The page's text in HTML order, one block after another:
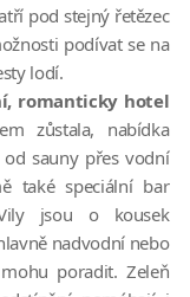
pod stejný řetězec
podívat se na
lodí.
romanticky hotel
zůstala, nabídka
sauny přes vodní
také speciální bar
jsou o kousek
nadvodní nebo
poradit. Zeleň